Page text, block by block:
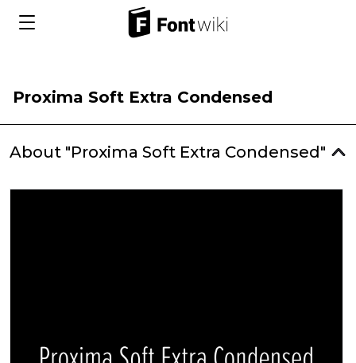
Proxima Soft Extra Condensed
About "Proxima Soft Extra Condensed"